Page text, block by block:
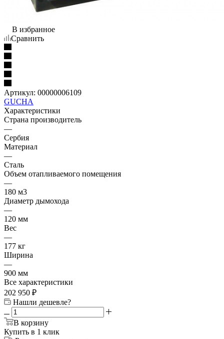
В избранное
Сравнить
Артикул: 00000006109
GUCHA
Характеристики
Страна производитель
—
Сербия
Материал
—
Сталь
Объем отапливаемого помещения
—
180 м3
Диаметр дымохода
—
120 мм
Вес
—
177 кг
Ширина
—
900 мм
Все характеристики
202 950 ₽
Нашли дешевле?
В корзину
Купить в 1 клик